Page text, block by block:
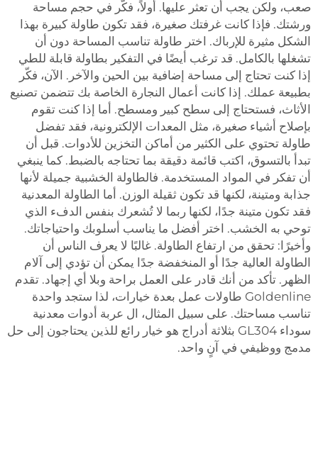
صعب، ولكن يجب أن تعثر عليها. أولاً، فكّر في حجم مساحة
ورشتك. فإذا كانت غرفتك صغيرة، فقد تكون طاولة كبيرة بهذا
الشكل مثيرة للإرباك. اختر طاولة تناسب المساحة دون أن
تشغلها بالكامل. قد ترغب أيضًا في التفكير بطاولة قابلة للطي
إذا كنت تحتاج إلى مساحة إضافية بين الحين والآخر. الآن، فكّر
بطبيعة عملك. إذا كانت أعمال النجارة الخاصة بك تتضمن تصنيع
الأثاث، فستحتاج إلى سطح كبير ومسطح. أما إذا كنت تقوم
بإصلاح أشياء صغيرة، مثل المعدات الإلكترونية، فقد تفضل
طاولة تحتوي على الكثير من أماكن التخزين للأدوات. قبل أن
تبدأ بالتسوق، اكتب قائمة دقيقة بما تحتاجه بالضبط. كما ينبغي
أن تفكر في المواد المستخدمة. فالطاولة الخشبية جميلة لأنها
جذابة ومتينة، لكنها قد تكون ثقيلة الوزن. أما الطاولة المعدنية
فقد تكون متينة جدًا، لكنها ربما لا تُشعرك بنفس الدفء الذي
توحي به الخشب. اختر أفضل ما يناسب أسلوبك واحتياجاتك.
وأخيرًا: تحقق من ارتفاع الطاولة. غالبًا لا يعرف الناس أن
الطاولة العالية جدًا أو المنخفضة جدًا يمكن أن تؤدي إلى آلام
الظهر. تأكد من أنك قادر على العمل براحة وبلا أي إجهاد. تقدم
Goldenline طاولات عمل بعدة خيارات، لذا ستجد واحدة
تناسب مساحتك. على سبيل المثال، ال عربة أدوات معدنية
سوداء GL304 بثلاثة أدراج
هو خيار رائع للذين يحتاجون إلى حل
مدمج ووظيفي في آنٍ واحد.